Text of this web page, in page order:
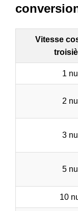
Vitesse
1 null
2 null
3 null
5 null
10